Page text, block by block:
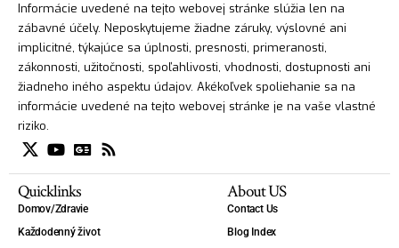
Informácie uvedené na tejto webovej stránke slúžia len na
zábavné účely. Neposkytujeme žiadne záruky, výslovné ani
implicitné, týkajúce sa úplnosti, presnosti, primeranosti,
zákonnosti, užitočnosti, spoľahlivosti, vhodnosti, dostupnosti ani
žiadneho iného aspektu údajov. Akékoľvek spoliehanie sa na
informácie uvedené na tejto webovej stránke je na vaše vlastné
riziko.
Quicklinks
Domov/Zdravie
Každodenný život
About US
Contact Us
Blog Index